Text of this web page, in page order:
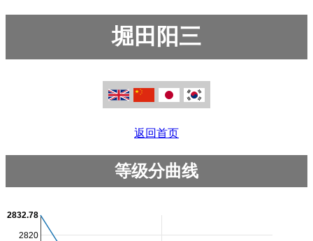
堀田阳三
返回首页
等级分曲线
2820
2832.78